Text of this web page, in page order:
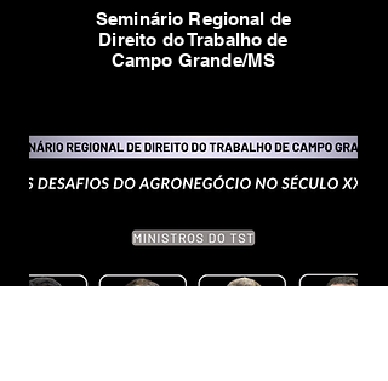
Seminário Regional de
Direito do Trabalho de
Campo Grande/MS